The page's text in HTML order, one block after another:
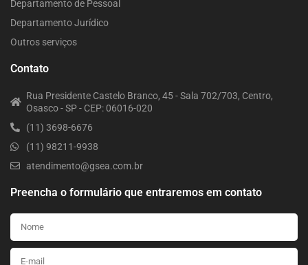
Departamento de Pessoal
Departamento Jurídico
Outros serviços
Contato
Rua Presidente Castelo Branco, 45 - Sala 702/703, Centro,
Osasco - SP - CEP: 06016-020
(11) 3698-6676
(11) 98211-9938
atendimento@gsea.com.br
Preencha o formulário que entraremos em contato